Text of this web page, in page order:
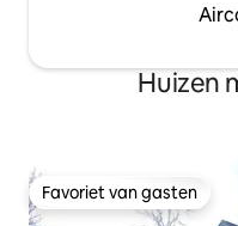
Huizen
Favoriet van gasten
Favoriet van gasten